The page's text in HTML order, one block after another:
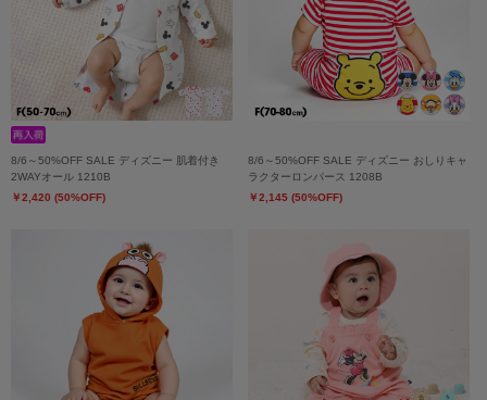
8/6～50%OFF SALE ディズニー 肌着付き
2WAYオール 1210B
￥2,420 (50%OFF)
8/6～50%OFF SALE ディズニー おしりキャ
ラクターロンパース 1208B
￥2,145 (50%OFF)